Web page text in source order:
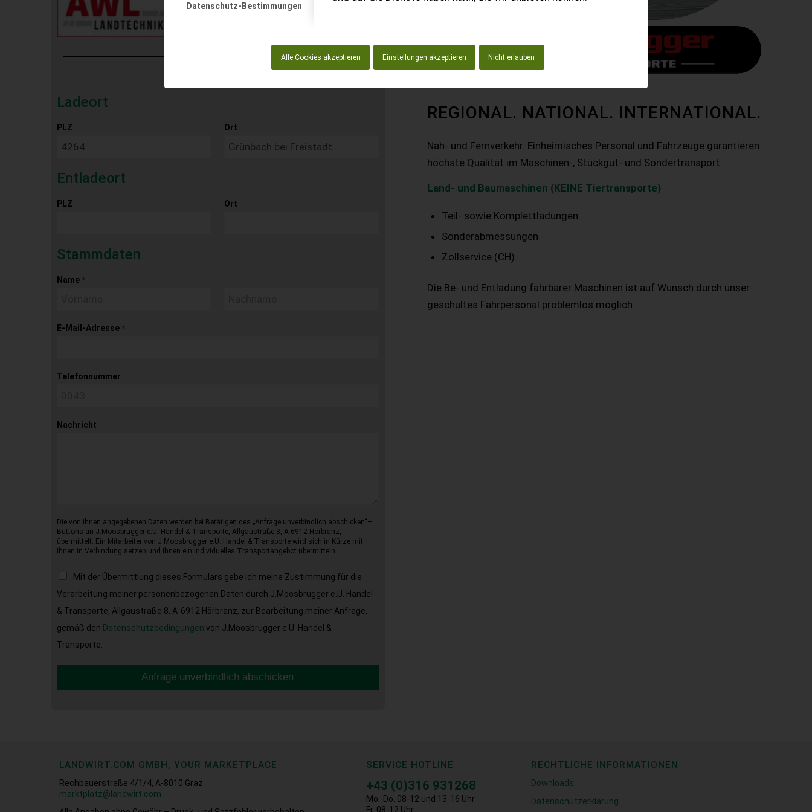
Datenschutz-Bestimmungen
Alle Cookies akzeptieren Einstellungen akzeptieren Nicht erlauben
Ladeort
PLZ Ort
Entladeort
PLZ Ort
Stammdaten
Name *
E-Mail-Adresse *
Telefonnummer
Nachricht
Die von Ihnen angegebenen Daten werden bei Betätigen des „Anfrage unverbindlich abschicken“–
Buttons an J.Moosbrugger e.U. Handel & Transporte, Allgäustraße 8, A-6912 Hörbranz,
übermittelt. Ein Mitarbeiter von J.Moosbrugger e.U. Handel & Transporte wird sich in Kürze mit
Ihnen in Verbindung setzen und Ihnen ein individuelles Transportangebot übermitteln.
Mit der Übermittlung dieses Formulars gebe ich meine Zustimmung für die
Verarbeitung meiner personenbezogenen Daten durch J.Moosbrugger e.U. Handel
& Transporte, Allgäustraße 8, A-6912 Hörbranz, zur Bearbeitung meiner Anfrage,
gemäß den Datenschutzbedingungen von J.Moosbrugger e.U. Handel &
Transporte.
Anfrage unverbindlich abschicken
REGIONAL. NATIONAL. INTERNATIONAL.
Nah- und Fernverkehr. Einheimisches Personal und Fahrzeuge garantieren
höchste Qualität im Maschinen-, Stückgut- und Sondertransport.
Land- und Baumaschinen (KEINE Tiertransporte)
Teil- sowie Komplettladungen
Sonderabmessungen
Zollservice (CH)
Die Be- und Entladung fahrbarer Maschinen ist auf Wunsch durch unser
geschultes Fahrpersonal problemlos möglich.
LANDWIRT.COM GMBH, YOUR MARKETPLACE
Rechbauerstraße 4/1/4, A-8010 Graz
marktplatz@landwirt.com
SERVICE HOTLINE
+43 (0)316 931268
Mo.-Do. 08-12 und 13-16 Uhr
Fr. 08-12 Uhr
RECHTLICHE INFORMATIONEN
Downloads
Datenschutzerklärung